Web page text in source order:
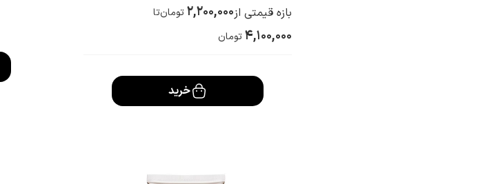
بازه قیمتی از2,200,000تومانتا
4,100,000تومان
خرید